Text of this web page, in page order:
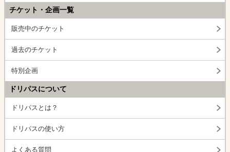
チケット・企画一覧
販売中のチケット
過去のチケット
特別企画
ドリパスについて
ドリパスとは？
ドリパスの使い方
よくある質問